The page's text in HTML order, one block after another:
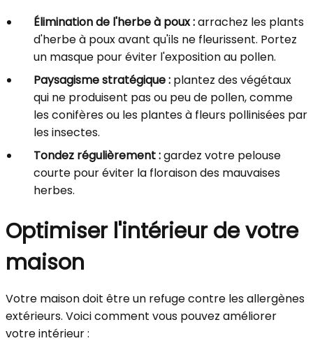
Élimination de l'herbe à poux :arrachez les plants
d'herbe à poux avant qu'ils ne fleurissent. Portez
un masque pour éviter l'exposition au pollen.
Paysagisme stratégique : plantez des végétaux
qui ne produisent pas ou peu de pollen, comme
les conifères ou les plantes à fleurs pollinisées par
les insectes.
Tondez régulièrement :gardez votre pelouse
courte pour éviter la floraison des mauvaises
herbes.
Optimiser l'intérieur de votre
maison
Votre maison doit être un refuge contre les allergènes
extérieurs. Voici comment vous pouvez améliorer
votre intérieur :